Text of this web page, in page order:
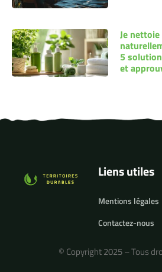
Je
5
et
Liens utiles
Mentions légales
Contactez-nous
© Copyright 2025 – Tous